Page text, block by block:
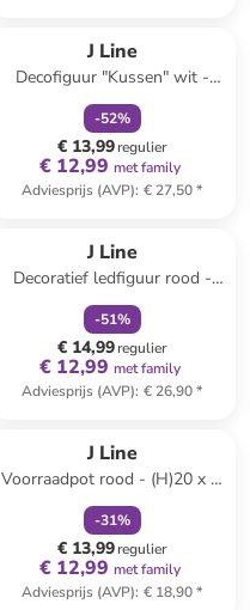
J Line
Decofiguur "Kussen" wit -
(H)24,5 cm
-52%
€ 13,99regulier
€ 12,99 met family
Adviesprijs (AVP): € 27,50*
J Line
Decoratief ledfiguur rood -
(B)12 x (H)32 x (D)12 cm
-51%
€ 14,99regulier
€ 12,99 met family
Adviesprijs (AVP): € 26,90*
J Line
Voorraadpot rood - (H)20 x Ø
8,5 cm
-31%
€ 13,99regulier
€ 12,99 met family
Adviesprijs (AVP): € 18,90*